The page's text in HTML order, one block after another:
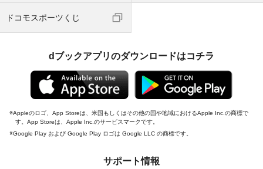
ドコモスポーツくじ
dブックアプリのダウンロードはコチラ
Appleのロゴ、App Storeは、米国もしくはその他の国や地域におけるApple Inc.の商標で
す。App Storeは、Apple Inc.のサービスマークです。
Google Play および Google Play ロゴは Google LLC の商標です。
サポート情報